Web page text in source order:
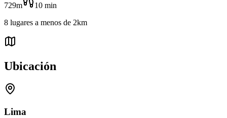
729m 10 min
8 lugares a menos de 2km
Ubicación
Lima